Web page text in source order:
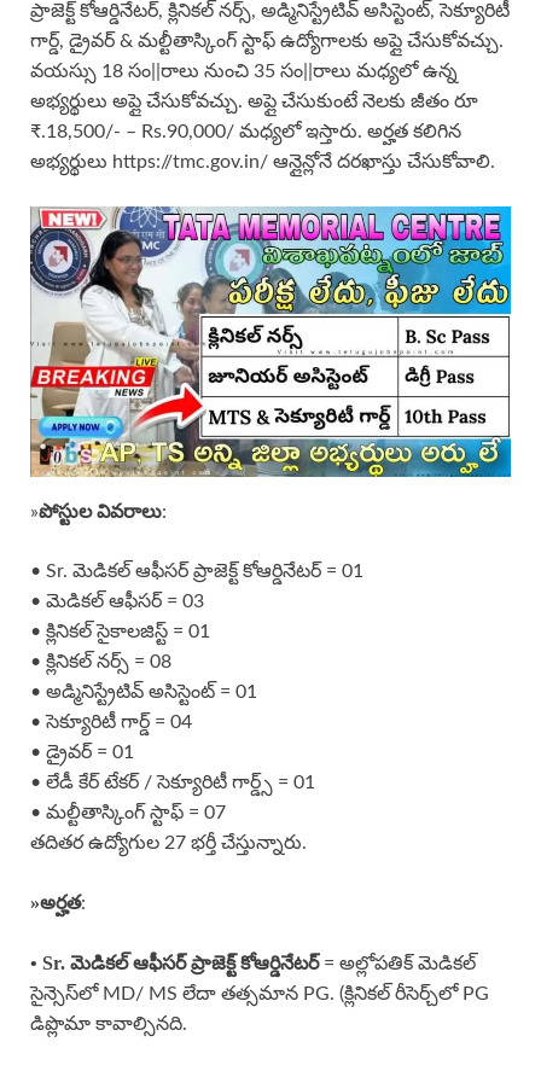
ప్రాజెక్ట్ కోఆర్డినేటర్, క్లినికల్ నర్స్, అడ్మినిస్ట్రేటివ్ అసిస్టెంట్, సెక్యూరిటీ
గార్డ్, డ్రైవర్ & మల్టీతాస్కింగ్ స్టాఫ్ ఉద్యోగాలకు అప్లై చేసుకోవచ్చు.
వయస్సు 18 సం||రాలు నుంచి 35 సం||రాలు మధ్యలో ఉన్న
అభ్యర్థులు అప్లై చేసుకోవచ్చు. అప్లై చేసుకుంటే నెలకు జీతం రూ
₹.18,500/- – Rs.90,000/ మధ్యలో ఇస్తారు. అర్హత కలిగిన
అభ్యర్థులు https://tmc.gov.in/ ఆన్లైన్లోనే దరఖాస్తు చేసుకోవాలి.
»పోస్టుల వివరాలు:
• Sr. మెడికల్ ఆఫీసర్ ప్రాజెక్ట్ కోఆర్డినేటర్ = 01
• మెడికల్ ఆఫీసర్ = 03
• క్లినికల్ సైకాలజిస్ట్ = 01
• క్లినికల్ నర్స్ = 08
• అడ్మినిస్ట్రేటివ్ అసిస్టెంట్ = 01
• సెక్యూరిటీ గార్డ్ = 04
• డ్రైవర్ = 01
• లేడీ కేర్ టేకర్ / సెక్యూరిటీ గార్డ్స్ = 01
• మల్టీతాస్కింగ్ స్టాఫ్ = 07
తదితర ఉద్యోగుల 27 భర్తీ చేస్తున్నారు.
»అర్హత:
• Sr. మెడికల్ ఆఫీసర్ ప్రాజెక్ట్ కోఆర్డినేటర్= అల్లోపతిక్ మెడికల్
సైన్సెస్‌లో MD/ MS లేదా తత్సమాన PG. (క్లినికల్ రీసెర్చ్‌లో PG
డిప్లొమా కావాల్సినది.